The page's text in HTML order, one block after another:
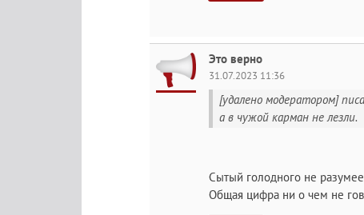
Это верно
31.07.2023 11:36
[удалено модератором]
а в чужой карман не лезли.
Сытый голодного не
Общая цифра ни о чем не